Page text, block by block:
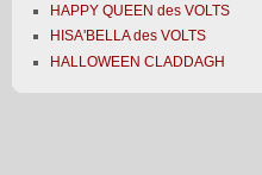
HAPPY QUEEN des VOLTS
HISA'BELLA des VOLTS
HALLOWEEN CLADDAGH